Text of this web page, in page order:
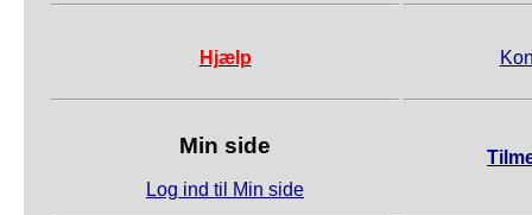
Hjælp
Min side
Log ind til Min side